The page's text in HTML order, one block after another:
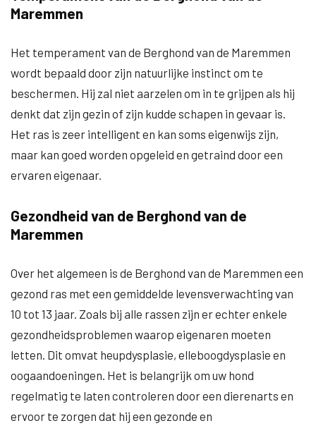
Maremmen
Het temperament van de Berghond van de Maremmen
wordt bepaald door zijn natuurlijke instinct om te
beschermen. Hij zal niet aarzelen om in te grijpen als hij
denkt dat zijn gezin of zijn kudde schapen in gevaar is.
Het ras is zeer intelligent en kan soms eigenwijs zijn,
maar kan goed worden opgeleid en getraind door een
ervaren eigenaar.
Gezondheid van de Berghond van de
Maremmen
Over het algemeen is de Berghond van de Maremmen een
gezond ras met een gemiddelde levensverwachting van
10 tot 13 jaar. Zoals bij alle rassen zijn er echter enkele
gezondheidsproblemen waarop eigenaren moeten
letten. Dit omvat heupdysplasie, elleboogdysplasie en
oogaandoeningen. Het is belangrijk om uw hond
regelmatig te laten controleren door een dierenarts en
ervoor te zorgen dat hij een gezonde en